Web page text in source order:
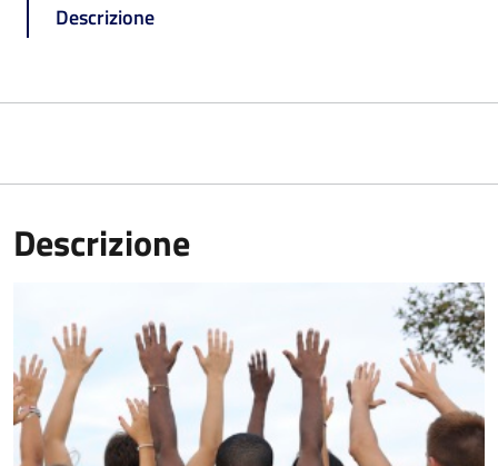
Descrizione
Descrizione